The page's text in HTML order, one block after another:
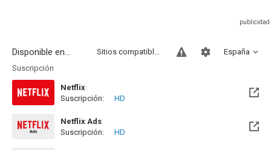
Disponible en... España
Sitios compatibles
Suscripción
Netflix
Suscripción:
HD
Netflix Ads
Suscripción:
HD